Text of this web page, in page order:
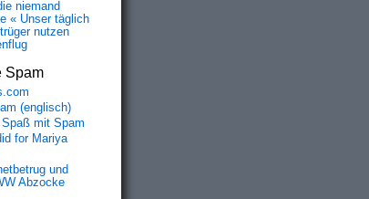
niemand
« Unser täglich
nutzen
Spam
(englisch)
mit Spam
for Mariya
und
Abzocke